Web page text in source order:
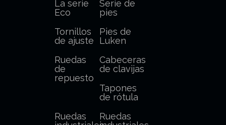
La serie
Eco
Serie de
pies
Tornillos
de ajuste
Pies de
Luken
Ruedas
de
repuesto
Cabeceras
de clavijas
Tapones
de rótula
Ruedas
Ruedas